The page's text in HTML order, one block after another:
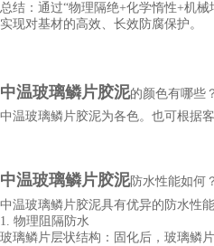
总结：通过“物理隔绝+化学惰性+机
实现对基材的高效、长效防腐保护。
中温玻璃鳞片胶泥的颜色有哪些
中温玻璃鳞片胶泥为各色。也可根据
中温玻璃鳞片胶泥防水性能如何
中温玻璃鳞片胶泥具有优异的防水性
1. 物理阻隔防水
玻璃鳞片层状结构：固化后，玻璃鳞